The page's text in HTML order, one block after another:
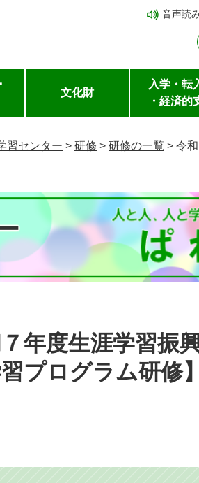
ー
し
音声読
文化財
入学・転
・経済的
習センター > 研修 > 研修の一覧 > 令
年度生涯学習振
習プログラム研修